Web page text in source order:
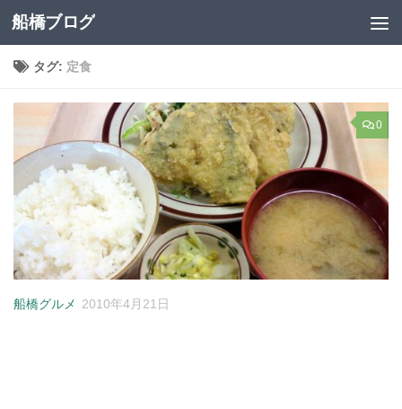
コンテンツへスキップ
船橋ブログ
タグ: 定食
0
船橋グルメ 2010年4月21日